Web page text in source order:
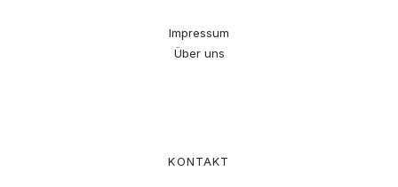
Impressum
Über uns
KONTAKT